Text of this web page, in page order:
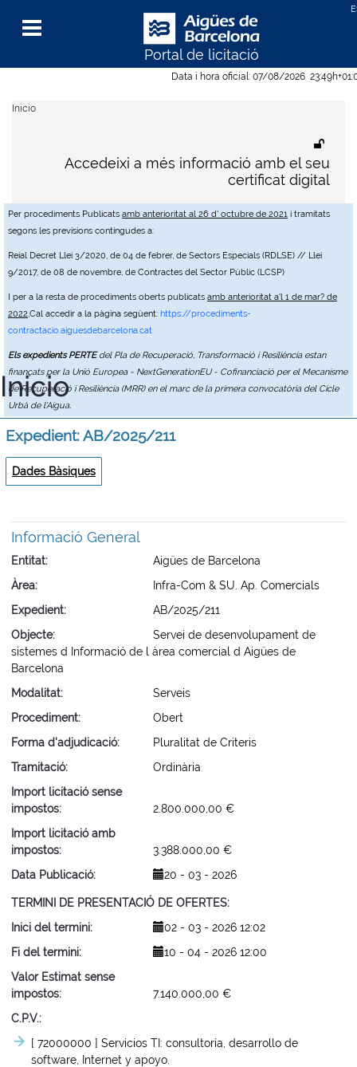
Data i hora oficial: 07/08/2026 23:49h
Per procediments Publicats amb anterioritat al 26 d' octubre de 2021 i tramitats
segons les previsions contingudes a:
Reial Decret Llei 3/2020, de 04 de febrer, de Sectors Especials (RDLSE) // Llei
9/2017, de 08 de novembre, de Contractes del Sector Públic (LCSP)
I per a la resta de procediments oberts publicats amb anterioritat a'l 1 de mar? de
2022,Cal accedir a la pàgina següent: https://procediments-
contractacio.aiguesdebarcelona.cat
Els expedients PERTEdel Pla de Recuperació, Transformació i Resiliència estan
finançats per la Unió Europea - NextGenerationEU - Cofinanciació per el Mecanisme
de Recuperació i Resiliència (MRR) en el marc de la primera convocatòria del Cicle
Urbà de l'Aigua.
Portal de licitació
Menu
Accedeixi a més informació amb el seu
certificat digital
Inicio
Inicio
Expedient: AB/2025/211
Dades Bàsiques
Informació General
Entitat
Aigües de Barcelona
Àrea
Infra-Com & SU. Ap. Comercials
Expedient
AB/2025/211
Objecte
Servei de desenvolupament de
sistemes d Informació de l àrea comercial d Aigües de
Barcelona
Modalitat
Serveis
Procediment
Obert
Forma d'adjudicació
Pluralitat de Criteris
Tramitació
Ordinària
Import licitació sense
impostos
2.800.000,00 €
Import licitació amb
impostos
3.388.000,00 €
Data Publicació
20 - 03 - 2026
TERMINI DE PRESENTACIÓ DE OFERTES
Inici del termini
02 - 03 - 2026 12:02
Fi del termini
10 - 04 - 2026 12:00
Valor Estimat sense
impostos
7.140.000,00 €
C.P.V.
[ 72000000 ] Servicios TI: consultoría, desarrollo de
software, Internet y apoyo.